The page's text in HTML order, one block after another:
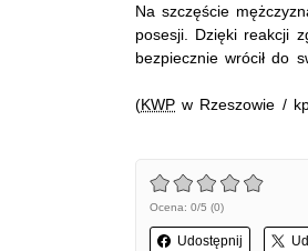
Na szczęście
posesji. Dzięki reakcji
bezpiecznie wrócił do
(KWP w Rzeszowie /
Ocena: 0/5 (0)
Udostępnij